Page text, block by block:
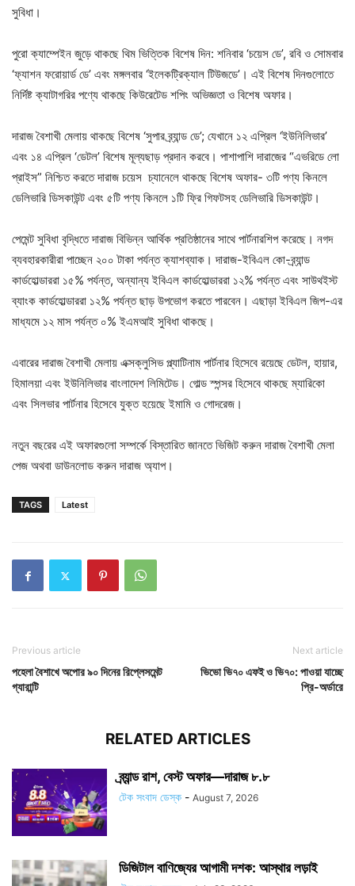
সুবিধা।
পুরো ক্যাম্পেইন জুড়ে থাকছে থিম ভিত্তিক বিশেষ দিন: শনিবার ‘চয়েস ডে’, রবি ও সোমবার
‘ফ্যাশন ফরোয়ার্ড ডে’ এবং মঙ্গলবার ‘ইলেকট্রিক্যাল টিউজডে’। এই বিশেষ দিনগুলোতে
নির্দিষ্ট ক্যাটাগরির পণ্যে থাকছে কিউরেটেড শপিং অভিজ্ঞতা ও বিশেষ অফার।
দারাজ বৈশাখী মেলায় থাকছে বিশেষ ‘সুপার ব্র্যান্ড ডে’; যেখানে ১২ এপ্রিল ‘ইউনিলিভার’
এবং ১৪ এপ্রিল ‘ডেটল’ বিশেষ মূল্যছাড় প্রদান করবে। পাশাপাশি দারাজের “এভরিডে লো
প্রাইস” নিশ্চিত করতে দারাজ চয়েস চ্যানেলে থাকছে বিশেষ অফার- ৩টি পণ্য কিনলে
ডেলিভারি ডিসকাউন্ট এবং ৫টি পণ্য কিনলে ১টি ফ্রি গিফটসহ ডেলিভারি ডিসকাউন্ট।
পেমেন্ট সুবিধা বৃদ্ধিতে দারাজ বিভিন্ন আর্থিক প্রতিষ্ঠানের সাথে পার্টনারশিপ করেছে। নগদ
ব্যবহারকারীরা পাচ্ছেন ২০০ টাকা পর্যন্ত ক্যাশব্যাক। দারাজ-ইবিএল কো-ব্র্যান্ড
কার্ডহোল্ডাররা ১৫% পর্যন্ত, অন্যান্য ইবিএল কার্ডহোল্ডাররা ১২% পর্যন্ত এবং সাউথইস্ট
ব্যাংক কার্ডহোল্ডাররা ১২% পর্যন্ত ছাড় উপভোগ করতে পারবেন। এছাড়া ইবিএল জিপ-এর
মাধ্যমে ১২ মাস পর্যন্ত ০% ইএমআই সুবিধা থাকছে।
এবারের দারাজ বৈশাখী মেলায় এক্সক্লুসিভ প্ল্যাটিনাম পার্টনার হিসেবে রয়েছে ডেটল, হায়ার,
হিমালয়া এবং ইউনিলিভার বাংলাদেশ লিমিটেড। গোল্ড স্পন্সর হিসেবে থাকছে ম্যারিকো
এবং সিলভার পার্টনার হিসেবে যুক্ত হয়েছে ইমামি ও গোদরেজ।
নতুন বছরের এই অফারগুলো সম্পর্কে বিস্তারিত জানতে ভিজিট করুন দারাজ বৈশাখী মেলা
পেজ অথবা ডাউনলোড করুন দারাজ অ্যাপ।
TAGS Latest
Previous article
পহেলা বৈশাখে অপোর ৯০ দিনের রিপ্লেসমেন্ট
গ্যারান্টি
Next article
ভিভো ভি৭০ এফই ও ভি৭০: পাওয়া যাচ্ছে
প্রি-অর্ডারে
RELATED ARTICLES
ব্র্যান্ড রাশ, বেস্ট অফার—দারাজ ৮.৮
টেক সংবাদ ডেস্ক - August 7, 2026
ডিজিটাল বাণিজ্যের আগামী দশক: আস্থার লড়াই